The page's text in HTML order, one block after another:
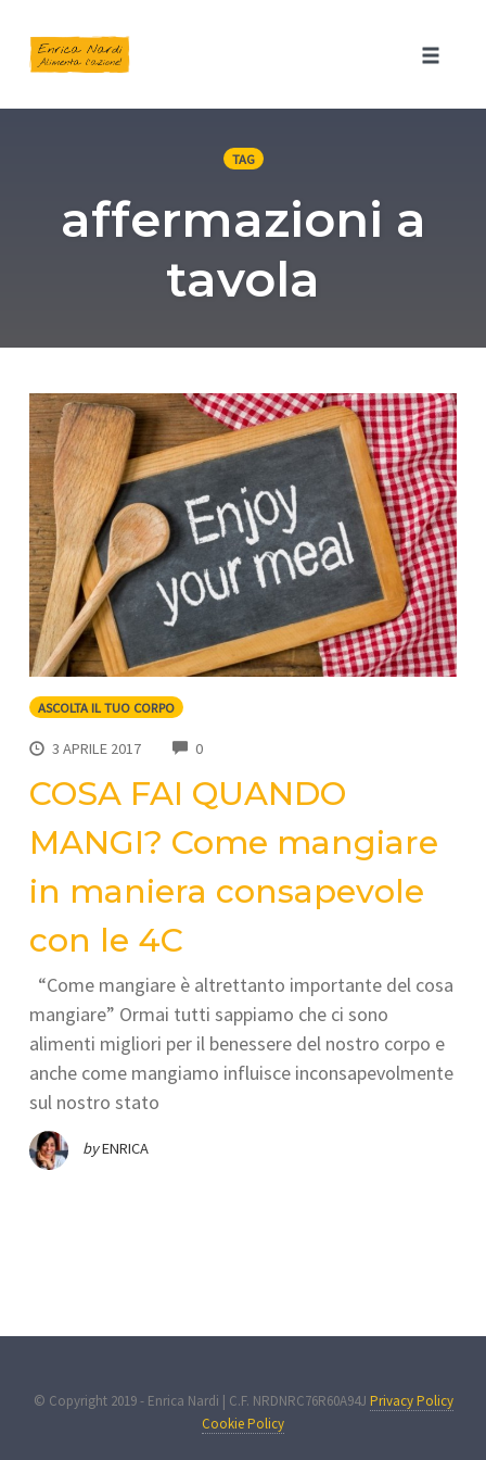
TAG
affermazioni a
tavola
ASCOLTA IL TUO CORPO
3 APRILE 2017 0COMMENTS
COSA FAI QUANDO
MANGI? Come mangiare
in maniera consapevole
con le 4C
“Come mangiare è altrettanto importante del cosa
mangiare” Ormai tutti sappiamo che ci sono
alimenti migliori per il benessere del nostro corpo e
anche come mangiamo influisce inconsapevolmente
sul nostro stato
byENRICA
© Copyright 2019 - Enrica Nardi | C.F. NRDNRC76R60A94J Privacy Policy
Cookie Policy